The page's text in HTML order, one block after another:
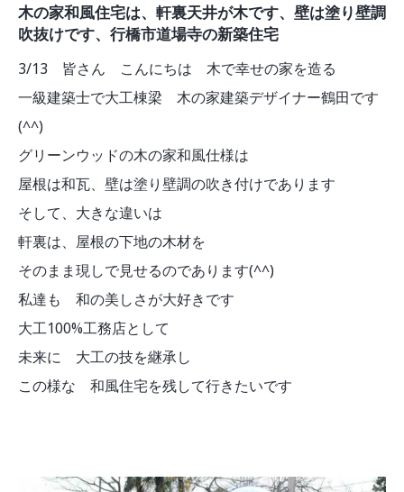
木の家和風住宅は、軒裏天井が木です、壁は塗り壁調
吹抜けです、行橋市道場寺の新築住宅
3/13 皆さん こんにちは 木で幸せの家を造る
一級建築士で大工棟梁 木の家建築デザイナー鶴田です
(^^)
グリーンウッドの木の家和風仕様は
屋根は和瓦、壁は塗り壁調の吹き付けであります
そして、大きな違いは
軒裏は、屋根の下地の木材を
そのまま現しで見せるのであります(^^)
私達も 和の美しさが大好きです
大工100%工務店として
未来に 大工の技を継承し
この様な 和風住宅を残して行きたいです